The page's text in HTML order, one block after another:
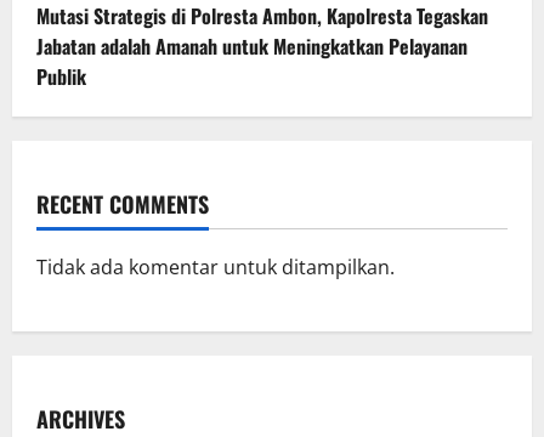
Mutasi Strategis di Polresta Ambon, Kapolresta Tegaskan
Jabatan adalah Amanah untuk Meningkatkan Pelayanan
Publik
RECENT COMMENTS
Tidak ada komentar untuk ditampilkan.
ARCHIVES